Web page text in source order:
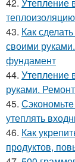
43. Как
своими
фундамент
44. Утепление
руками.
45.
утеплять
46. Как
продуктов,